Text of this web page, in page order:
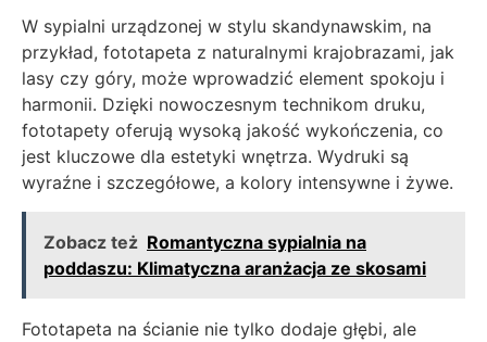
W sypialni urządzonej w stylu skandynawskim, na
przykład, fototapeta z naturalnymi krajobrazami, jak
lasy czy góry, może wprowadzić element spokoju i
harmonii. Dzięki nowoczesnym technikom druku,
fototapety oferują wysoką jakość wykończenia, co
jest kluczowe dla estetyki wnętrza. Wydruki są
wyraźne i szczegółowe, a kolory intensywne i żywe.
Zobacz też Romantyczna sypialnia na
poddaszu: Klimatyczna aranżacja ze skosami
Fototapeta na ścianie nie tylko dodaje głębi, ale